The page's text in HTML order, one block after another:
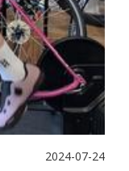
2024-07-24